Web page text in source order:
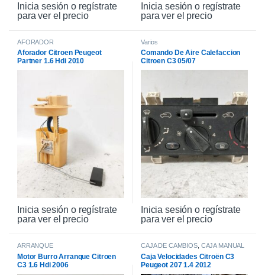
Inicia sesión o regístrate
para ver el precio
Inicia sesión o regístrate
para ver el precio
AFORADOR
Aforador Citroen Peugeot
Partner 1.6 Hdi 2010
Inicia sesión o regístrate
para ver el precio
Varios
Comando De Aire Calefaccion
Citroen C3 05/07
Inicia sesión o regístrate
para ver el precio
ARRANQUE
Motor Burro Arranque Citroen
C3 1.6 Hdi 2006
CAJA DE CAMBIOS, CAJA MANUAL
Caja Velocidades Citroën C3
Peugeot 207 1.4 2012